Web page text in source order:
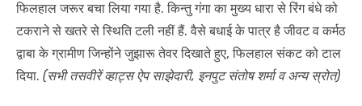
फिलहाल जरूर बचा लिया गया है. किन्तु गंगा का मुख्य धारा से रिंग बंधे को
टकराने से खतरे से स्थिति टली नहीं हैं. वैसे बधाई के पात्र है जीवट व कर्मठ
द्वाबा के ग्रामीण जिन्होंने जुझारू तेवर दिखाते हुए, फिलहाल संकट को टाल
दिया. (सभी तसवीरें व्हाट्स ऐप साझेदारी, इनपुट संतोष शर्मा व अन्य स्रोत)